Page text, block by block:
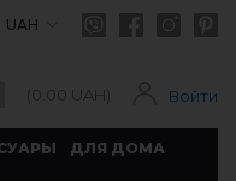
UAH
(0.00 UAH) Войти
ДЛЯ ДОМА